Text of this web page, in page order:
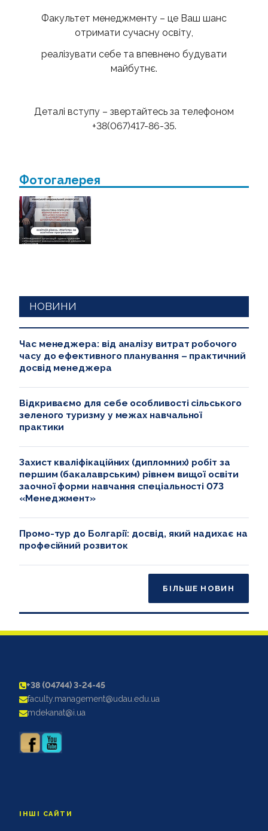
Факультет менеджменту – це Ваш шанс
отримати сучасну освіту,
реалізувати себе та впевнено будувати
майбутнє.
Деталі вступу – звертайтесь за телефоном
+38(067)417-86-35.
Фотогалерея
НОВИНИ
Час менеджера: від аналізу витрат робочого
часу до ефективного планування – практичний
досвід менеджера
Відкриваємо для себе особливості сільського
зеленого туризму у межах навчальної
практики
Захист кваліфікаційних (дипломних) робіт за
першим (бакалаврським) рівнем вищої освіти
заочної форми навчання спеціальності 073
«Менеджмент»
Промо-тур до Болгарії: досвід, який надихає на
професійний розвиток
БІЛЬШЕ НОВИН
+38 (04744) 3-24-45
faculty.management@udau.edu.ua
mdekanat@i.ua
ІНШІ САЙТИ